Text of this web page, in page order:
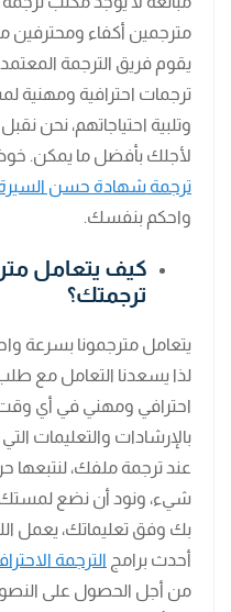
مترجمين أكفاء ومحترفين
يقوم فريق الترجمة
ترجمات احترافية ومهنية
وتلبية احتياجاتهم، نحن
لأجلك بأفضل ما يمكن.
ترجمة شهادة حسن
واحكم بنفسك.
كيف يتعامل
ترجمتك؟
يتعامل مترجمونا بسرعة
لذا يسعدنا التعامل مع
احترافي ومهني في أي وقت
بالإرشادات والتعليمات التي
عند ترجمة ملفك، لنتبعها
شيء، ونود أن نضع
بك وفق تعليماتك، يعمل
أحدث برامج الترجمة
من أجل الحصول على